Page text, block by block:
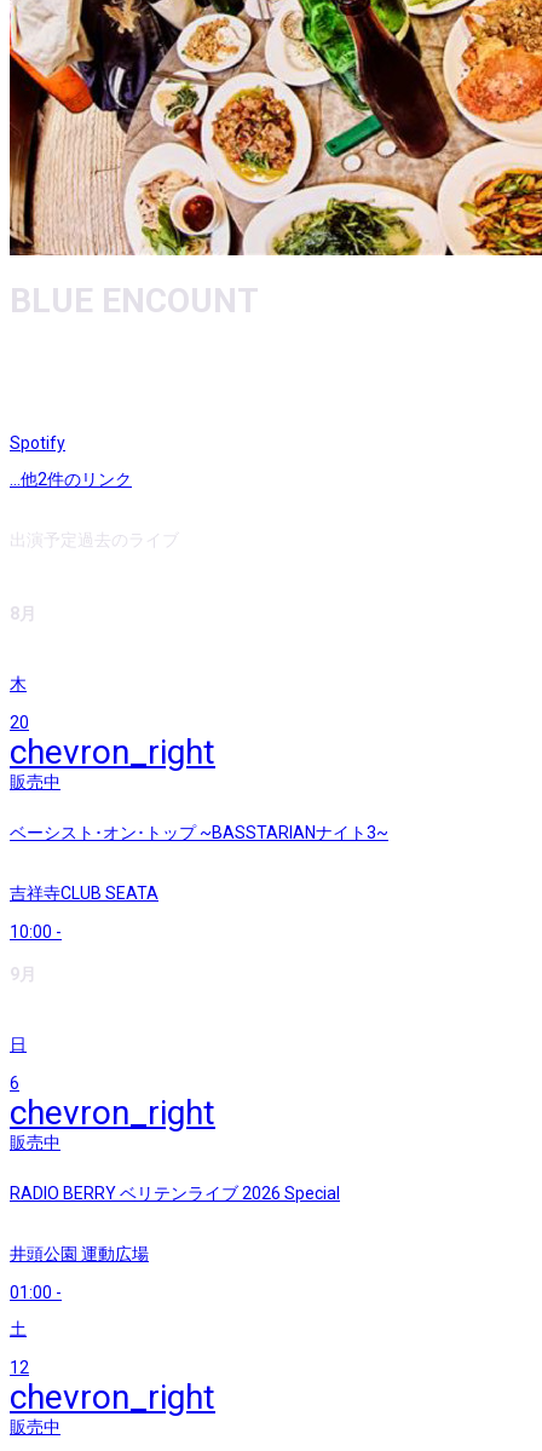
BLUE ENCOUNT
Spotify
...他2件のリンク
出演予定 過去のライブ
8月
木
20
chevron_right
販売中
ベーシスト･オン･トップ ~BASSTARIANナイト3~
吉祥寺CLUB SEATA
10:00 -
9月
日
6
chevron_right
販売中
RADIO BERRY ベリテンライブ 2026 Special
井頭公園 運動広場
01:00 -
土
12
chevron_right
販売中